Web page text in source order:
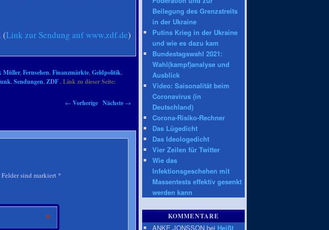
(Link zur Sendung auf www.zdf.de)
Müller,Fernsehen,Finanzmärkte,Geldpolitik,
,Sendungen,ZDF. Link zu dieser Seite:
← Vorherige Nächste →
sind markiert *
*
Beilegung des Grenzstreits
in der Ukraine
Putins Krieg in der Ukraine
und wie es dazu kam
Bundestagswahl 2021:
Wahl(kampf)analyse und
Ausblick
Video: Saisonalität beim
Coronavirus (in
Deutschland)
Corona-Risiko-Rechner
Das Lügedicht
Das Ideologedicht
Vier Zeilen für Twitter
Wie das
Infektionsgeschehen mit
Massentests effektiv gesenkt
werden kann
KOMMENTARE
ANKE JONSSON bei Heißt